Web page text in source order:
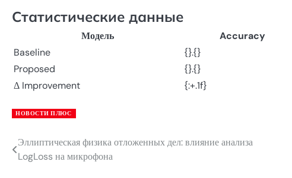
Статистические данные
Модель Accuracy
Baseline
{}.{}
Proposed
{}.{}
Δ Improvement
{:+.1f}
НОВОСТИ ПЛЮС
Навигация
по
Эллиптическая физика отложенных дел: влияние анализа
LogLoss на микрофона